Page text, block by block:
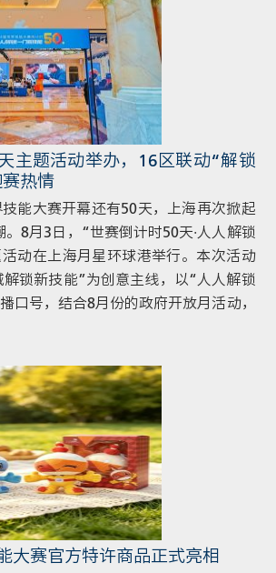
主题活动举办，16区联动“解锁
热情
能大赛开幕还有50天，上海再次掀起
8月3日，“世赛倒计时50天·人人解锁
动在上海月星环球港举行。本次活动
解锁新技能”为创意主线，以“人人解锁
口号，结合8月份的政府开放月活动，
场+16个分会场+N项特色技能挑战”的
海市民在商圈、园区、社区的丰富活
受工匠精神，共同迎接即将在上海举
[…]
大赛官方特许商品正式亮相